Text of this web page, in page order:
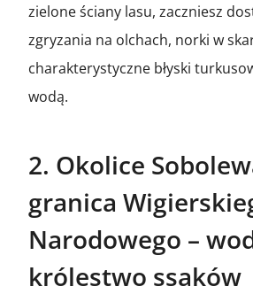
zielone ściany lasu, zaczniesz
zgryzania na olchach, norki w
charakterystyczne błyski
wodą.
2. Okolice
granica
Narodowego –
królestwo ssaków